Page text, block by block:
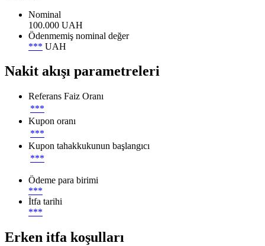
Nominal
100.000 UAH
Ödenmemiş nominal değer
*** UAH
Nakit akışı parametreleri
Referans Faiz Oranı
***
Kupon oranı
***
Kupon tahakkukunun başlangıcı
***
Ödeme para birimi
***
İtfa tarihi
***
Erken itfa koşulları